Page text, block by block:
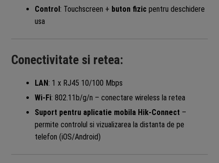
Control: Touchscreen + buton fizic pentru deschidere
usa
Conectivitate si retea:
LAN : 1 x RJ45 10/100 Mbps
Wi-Fi: 802.11b/g/n – conectare wireless la retea
Suport pentru aplicatie mobila Hik-Connect –
permite controlul si vizualizarea la distanta de pe
telefon (iOS/Android)